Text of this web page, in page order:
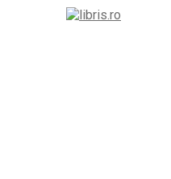
Asides